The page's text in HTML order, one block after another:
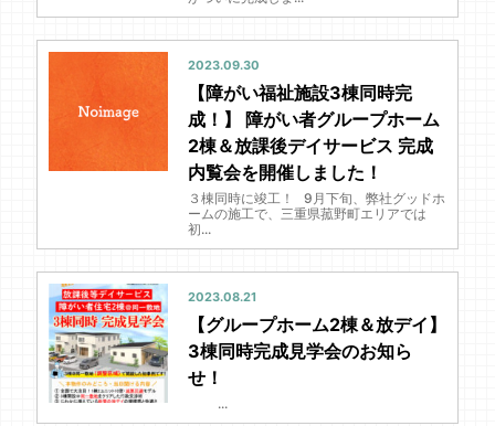
2023.09.30
【障がい福祉施設3棟同時完
成！】 障がい者グループホーム
2棟＆放課後デイサービス 完成
内覧会を開催しました！
３棟同時に竣工！ 9月下旬、弊社グッドホ
ームの施工で、三重県菰野町エリアでは
初...
2023.08.21
【グループホーム2棟＆放デイ】
3棟同時完成見学会のお知ら
せ！
...